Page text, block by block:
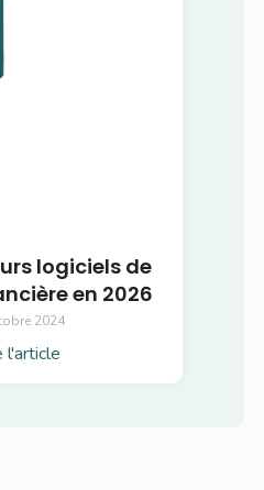
logiciels de
en 2026
2024
l'article